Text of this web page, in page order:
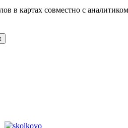
в картах совместно с